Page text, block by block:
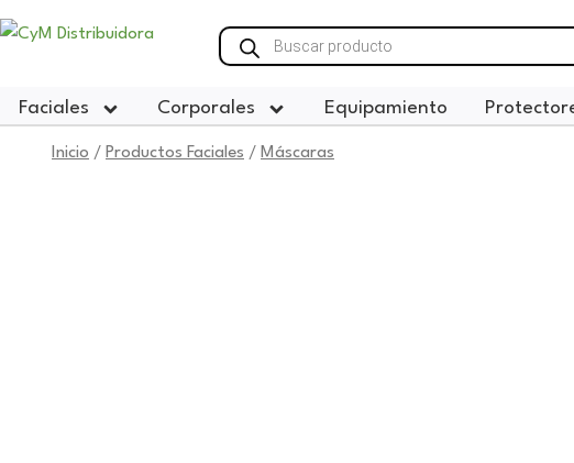
Búsqueda
de
Faciales Corporales Equipamiento
Inicio / Productos Faciales / Máscaras